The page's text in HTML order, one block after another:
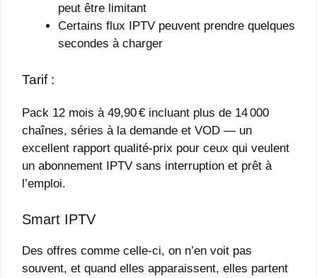
peut être limitant
Certains flux IPTV peuvent prendre quelques
secondes à charger
Tarif :
Pack 12 mois à 49,90 € incluant plus de 14 000
chaînes, séries à la demande et VOD — un
excellent rapport qualité-prix pour ceux qui veulent
un abonnement IPTV sans interruption et prêt à
l’emploi.
Smart IPTV
Des offres comme celle-ci, on n’en voit pas
souvent, et quand elles apparaissent, elles partent